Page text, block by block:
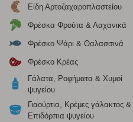
Είδη Αρτοζαχαροπλαστείου
Φρέσκα Φρούτα & Λαχανικά
Φρέσκο Ψάρι & Θαλασσινά
Φρέσκο Κρέας
Γάλατα, Ροφήματα & Χυμοί
ψυγείου
Γιαούρτια, Κρέμες γάλακτος &
Επιδόρπια ψυγείου